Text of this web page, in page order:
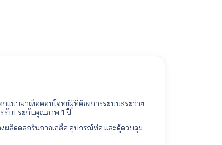
บบมาเพื่อตอบโจทย์ผู้ที่ต้องการระบบสระว่าย
รับประกันคุณภาพ 1 ปี
ผลิตคลอรีนจากเกลือ อุปกรณ์ท่อ และตู้ควบคุม